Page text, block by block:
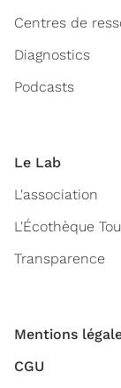
Centres de
Diagnostics
Podcasts
Le Lab
L'association
L'Écothèque
Transparence
Mentions
CGU